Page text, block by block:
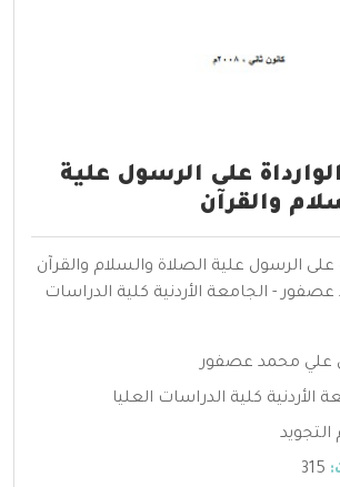
على الرسول علية
والقرآن
على الرسول علية الصلاة والسلام والقرآن
- الجامعة الأردنية كلية الدراسات
علي محمد عصفور
الأردنية كلية الدراسات العليا
التجويد
315